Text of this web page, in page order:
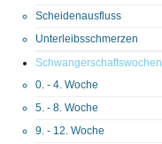
Scheidenausfluss
Unterleibsschmerzen
Schwangerschaftswochen
0. - 4. Woche
5. - 8. Woche
9. - 12. Woche